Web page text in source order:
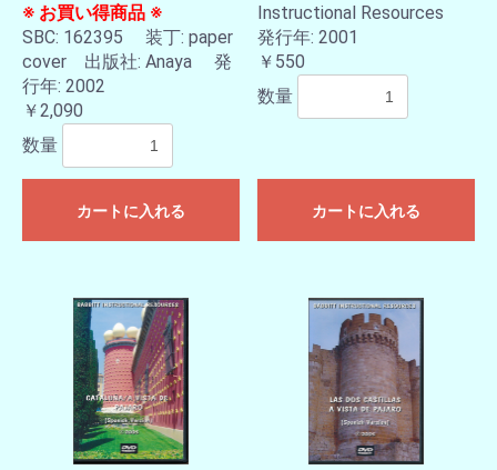
※ お買い得商品 ※
SBC: 162395 装丁: paper
cover 出版社: Anaya 発
行年: 2002
￥2,090
数量
カートに入れる
Instructional Resources
発行年: 2001
￥550
数量
カートに入れる